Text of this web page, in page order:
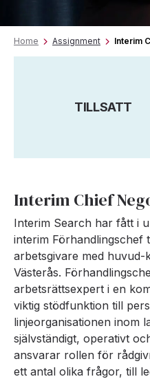
Home Assignment Interim
TILLSATT
Interim Chief
Interim Search har fått i
interim Förhandlingschef
arbetsgivare med huvud-
Västerås.
arbetsrättsexpert i en
viktig stödfunktion till
linjeorganisationen inom
självständigt, operativt
ansvarar rollen för
ett antal olika frågor, till